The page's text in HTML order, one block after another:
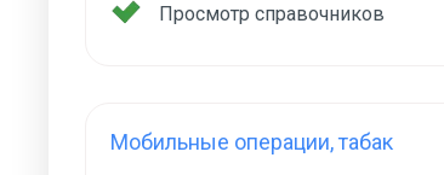
Просмотр справочников
Мобильные операции, табак